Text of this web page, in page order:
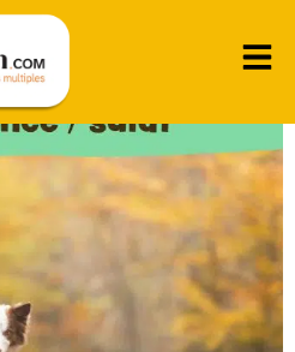
de révérence